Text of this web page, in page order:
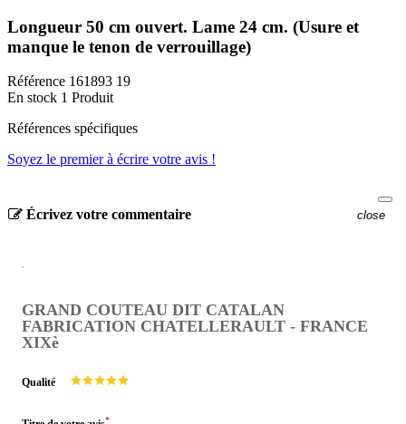
Longueur 50 cm ouvert. Lame 24 cm. (Usure et
manque le tenon de verrouillage)
Référence 161893 19
En stock 1 Produit
Références spécifiques
Soyez le premier à écrire votre avis !
Écrivez votre commentaire close
GRAND COUTEAU DIT CATALAN
FABRICATION CHATELLERAULT - FRANCE
XIXè
Qualité
*